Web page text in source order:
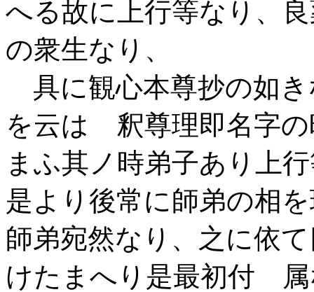
へる故に上行等なり、
の衆生なり、
具に観心本尊抄の如
を云はゞ釈尊理即名字
まふ其ノ時弟子あり上
是より後常に師弟の相
師弟宛然なり、之に依
けたまへり是最初付 属